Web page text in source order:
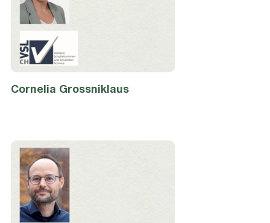
Cornelia Grossniklaus